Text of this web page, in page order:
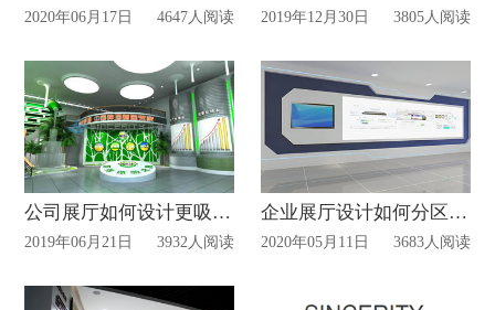
2020年06月17日 4647人阅读 2019年12月30日 3805人阅读
公司展厅如何设计更吸引人
2019年06月21日 3932人阅读
企业展厅设计如何分区布局？
2020年05月11日 3683人阅读